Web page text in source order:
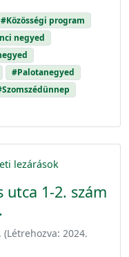
#Közösségi program
negyed
#Palotanegyed
lezárások
utca 1-2. szám
(Létrehozva: 2024.